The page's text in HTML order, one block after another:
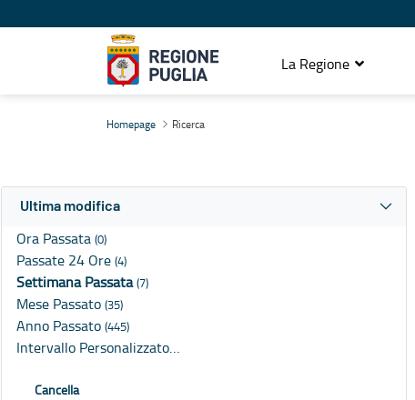
La Regione
Homepage Ricerca
Ultima modifica
Ora Passata (0)
Passate 24 Ore (4)
Settimana Passata(7)
Mese Passato (35)
Anno Passato (445)
Intervallo Personalizzato…
Cancella